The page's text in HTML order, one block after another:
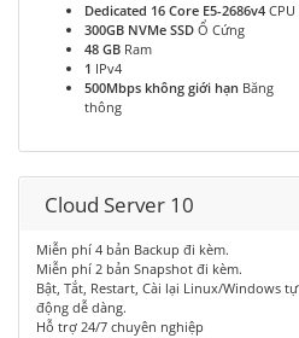
Dedicated 16 Core E5-2686v4 CPU
300GB NVMe SSD Ổ Cứng
48 GB Ram
1 IPv4
500Mbps không giới hạn Băng
thông
Cloud Server 10
Miễn phí 4 bản Backup đi kèm.
Miễn phí 2 bản Snapshot đi kèm.
Bật, Tắt, Restart, Cài lại Linux/Windows tự
động dễ dàng.
Hỗ trợ 24/7 chuyên nghiệp